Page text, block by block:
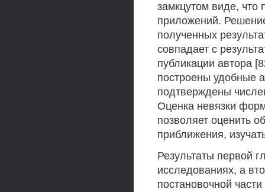
замкцутом виде, что
приложений.
полученных
совпадает с
публикации автора
построены удобные
подтверждены
Оценка невязки
позволяет оценить
приближения,
Результаты первой
исследованиях, а
постановочной